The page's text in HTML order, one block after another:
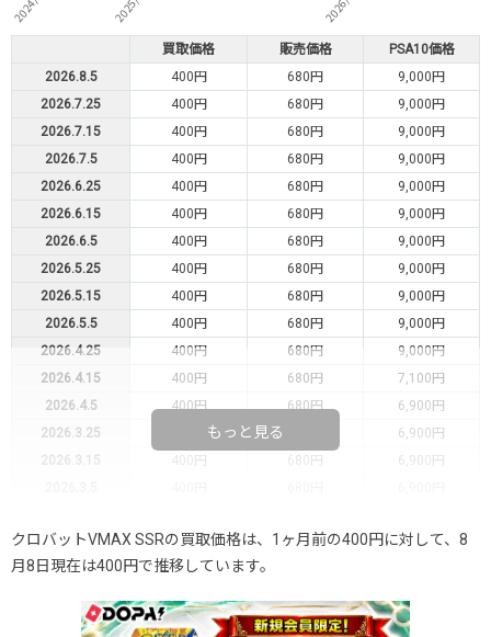
買取価格 販売価格
PSA10価格
2026.8.5
400円 680円
9,000円
2026.7.25
400円 680円
9,000円
2026.7.15
400円 680円
9,000円
2026.7.5
400円 680円
9,000円
2026.6.25
400円 680円
9,000円
2026.6.15
400円 680円
9,000円
2026.6.5
400円 680円
9,000円
2026.5.25
400円 680円
9,000円
2026.5.15
400円 680円
9,000円
2026.5.5
400円 680円
9,000円
2026.4.25
400円 680円
9,000円
2026.4.15
400円 680円
7,100円
2026.4.5
400円 680円
6,900円
2026.3.25
6,900円
2026.3.15
400円 680円
6,900円
2026.2.15
400円 680円
6,900円
2026.2.5
400円
2026.1.15
300円 580円 5,500円
もっと見る
クロバットVMAX SSRの買取価格は、1ヶ月前の400円に対して、8
月8日現在は400円で推移しています。